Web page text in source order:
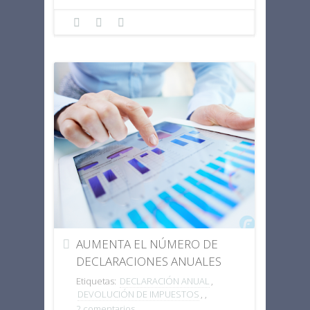
AUMENTA EL NÚMERO DE
DECLARACIONES ANUALES
POR CONCEPTO DE SALARIO-
SAT.
Etiquetas: DECLARACIÓN ANUAL ,
DEVOLUCIÓN DE IMPUESTOS , ,